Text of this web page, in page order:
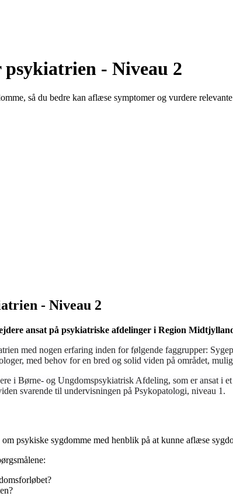
- Niveau 2
så du bedre kan aflæse symptomer og vurdere
- Niveau 2
ansat på psykiatriske afdelinger i Region
med nogen erfaring inden for følgende faggrupper:
med behov for en bred og solid viden på området,
i Børne- og Ungdomspsykiatrisk Afdeling, som er ansat i
svarende til undervisningen på Psykopatologi, niveau 1.
psykiske sygdomme med henblik på at kunne aflæse